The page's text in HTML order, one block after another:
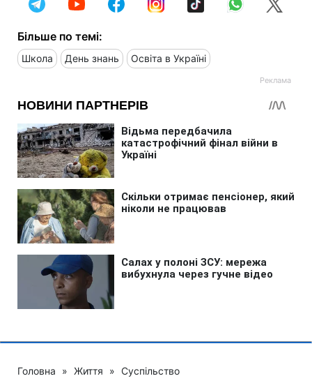
Більше по темі:
Школа День знань Освіта в Україні
Головна » Життя » Суспільство